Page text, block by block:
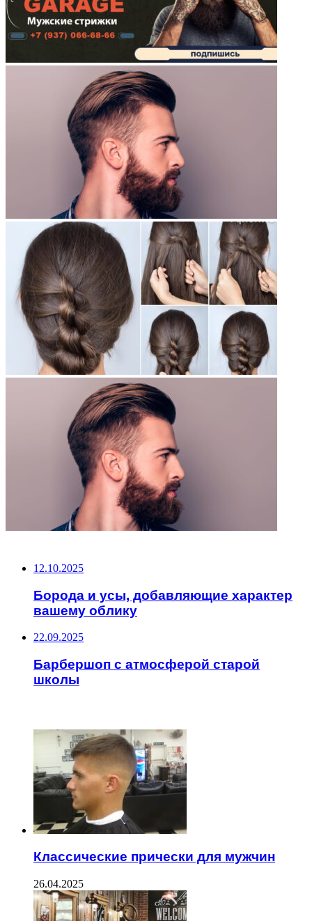
12.10.2025
Борода и усы, добавляющие характер
вашему облику
22.09.2025
Барбершоп с атмосферой старой
школы
Классические прически для мужчин
26.04.2025